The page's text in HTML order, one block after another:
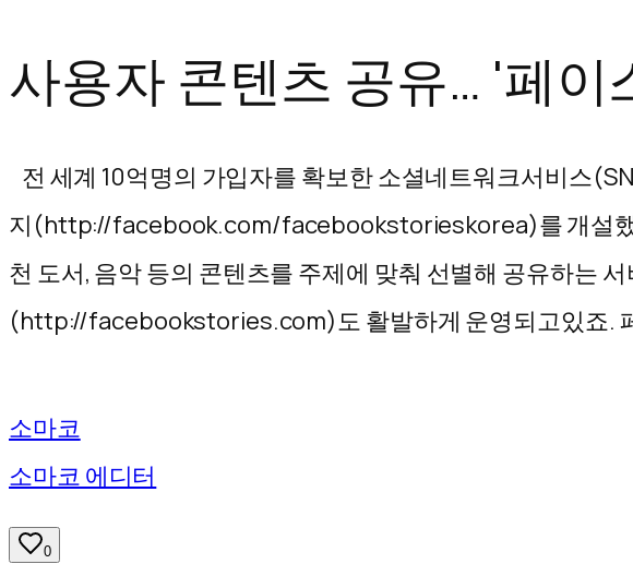
로
바
가
기
사용자 콘텐츠 공유… '페이
전 세계 10억명의 가입자를 확보한 소셜네트워크서비스
지(http://facebook.com/facebookstorieskorea)를 개설했
천 도서, 음악 등의 콘텐츠를 주제에 맞춰 선별해 공유하는
(http://facebookstories.com)도 활발하게 운영되고있죠.
소마코
소마코 에디터
0